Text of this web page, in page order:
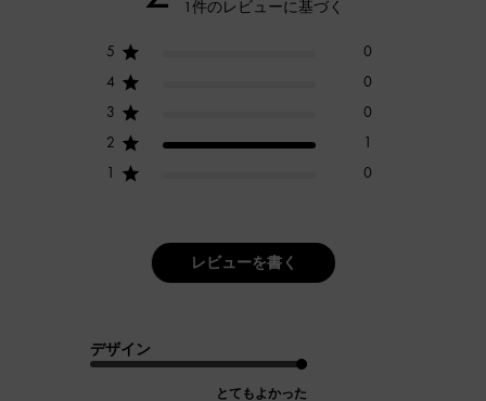
1件のレビューに基づく
5
0
4
0
3
0
2
1
1
0
レビューを書く
デザイン
とてもよかった